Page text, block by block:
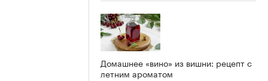
Домашнее «вино» из вишни: рецепт с
летним ароматом